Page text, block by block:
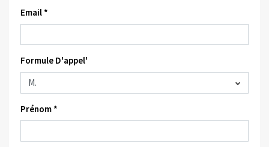
Email *
Formule D'appel'
Prénom *